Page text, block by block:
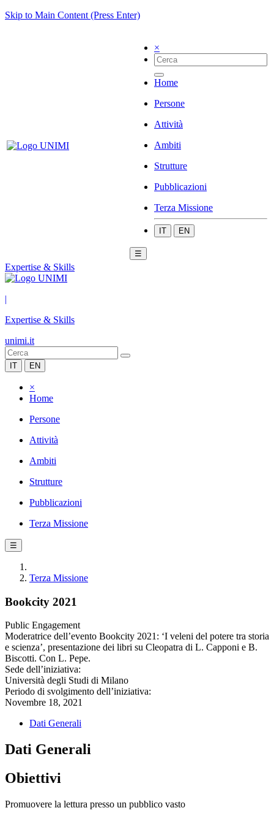
Skip to Main Content (Press Enter)
×
Home
Persone
Attività
Ambiti
Strutture
Pubblicazioni
Terza Missione
IT EN
☰
Expertise & Skills
|
Expertise & Skills
unimi.it
IT EN
×
Home
Persone
Attività
Ambiti
Strutture
Pubblicazioni
Terza Missione
☰
Terza Missione
Bookcity 2021
Public Engagement
Moderatrice dell’evento Bookcity 2021: ‘I veleni del potere tra storia
e scienza’, presentazione dei libri su Cleopatra di L. Capponi e B.
Biscotti. Con L. Pepe.
Sede dell’iniziativa:
Università degli Studi di Milano
Periodo di svolgimento dell’iniziativa:
Novembre 18, 2021
Dati Generali
Dati Generali
Obiettivi
Promuovere la lettura presso un pubblico vasto